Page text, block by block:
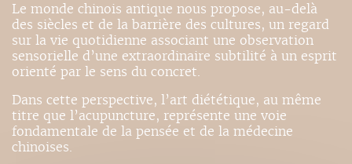
Le monde chinois antique nous propose, au-delà
des siècles et de la barrière des cultures, un regard
sur la vie quotidienne associant une observation
sensorielle d’une extraordinaire subtilité à un esprit
orienté par le sens du concret.
Dans cette perspective, l’art diététique, au même
titre que l’acupuncture, représente une voie
fondamentale de la pensée et de la médecine
chinoises.